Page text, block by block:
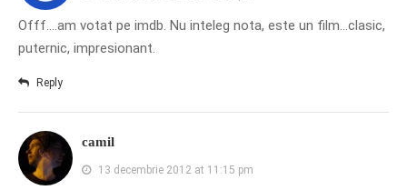
Offf….am votat pe imdb. Nu inteleg nota, este un film…clasic,
puternic, impresionant.
Reply
camil
13 decembrie 2012 at 11:15 pm